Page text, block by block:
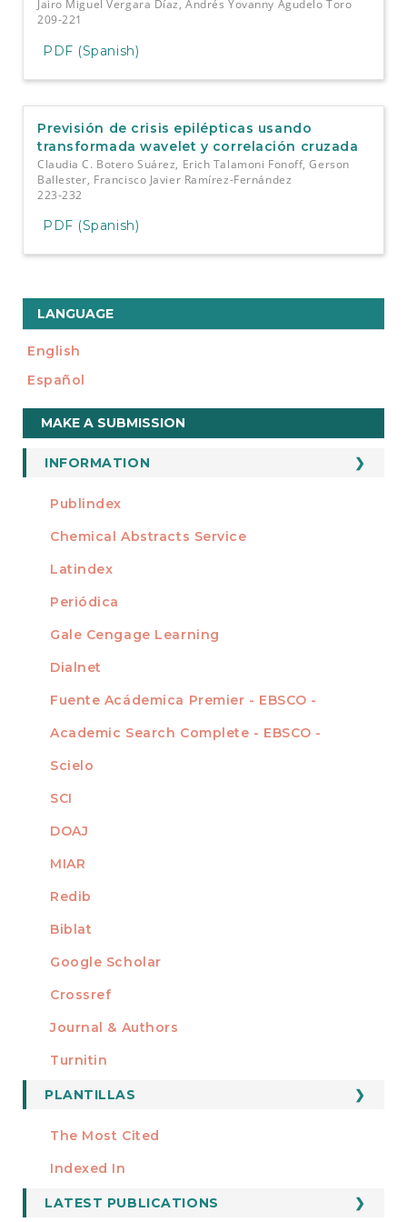
Jairo Miguel Vergara Díaz, Andrés Yovanny Agudelo Toro
209-221
PDF (Spanish)
Previsión de crisis epilépticas usando
transformada wavelet y correlación cruzada
Claudia C. Botero Suárez, Erich Talamoni Fonoff, Gerson
Ballester, Francisco Javier Ramírez-Fernández
223-232
PDF (Spanish)
LANGUAGE
English
Español
Make
a
Submission
MAKE A SUBMISSION
INFORMATION
For Readers
For Librarians
INDEXADA EN
Publindex
Chemical Abstracts Service
Latindex
Periódica
Gale Cengage Learning
Dialnet
Fuente Acádemica Premier - EBSCO -
Academic Search Complete - EBSCO -
Scielo
SCI
DOAJ
MIAR
Redib
Biblat
Google Scholar
MIEMBRO DE
Crossref
Journal & Authors
Turnitin
FORMATOS
PLANTILLAS
Manuscript Template
ESTADÍSTICOS
The Most Cited
Indexed In
LATEST PUBLICATIONS